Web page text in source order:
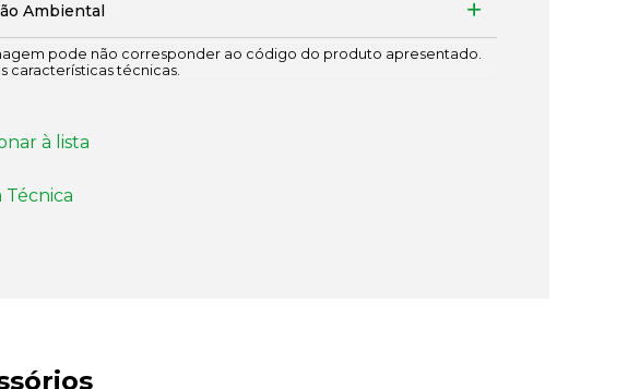
Ambiental
pode não corresponder ao código do produto apresentado.
características técnicas.
à lista
Técnica